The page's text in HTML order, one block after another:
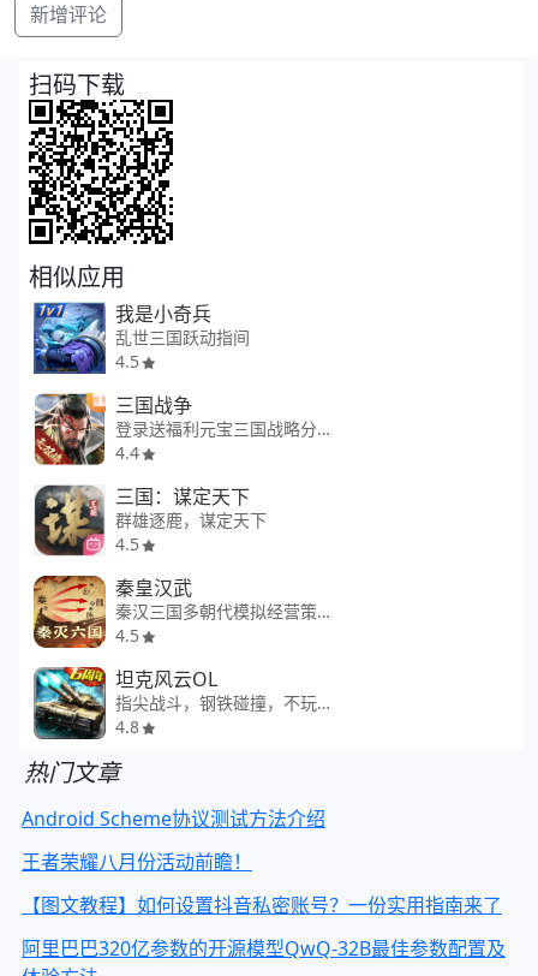
新增评论
扫码下载
相似应用
我是小奇兵
乱世三国跃动指间
4.5
三国战争
登录送福利元宝三国战略分天下
4.4
三国：谋定天下
群雄逐鹿，谋定天下
4.5
秦皇汉武
秦汉三国多朝代模拟经营策略手游
4.5
坦克风云OL
指尖战斗，钢铁碰撞，不玩才怪！
4.8
热门文章
Android Scheme协议测试方法介绍
王者荣耀八月份活动前瞻！
【图文教程】如何设置抖音私密账号？一份实用指南来了
阿里巴巴320亿参数的开源模型QwQ-32B最佳参数配置及